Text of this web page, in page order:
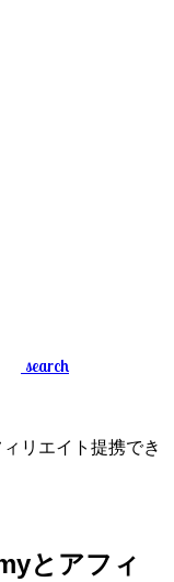
search
リエイト提携でき
とアフィ